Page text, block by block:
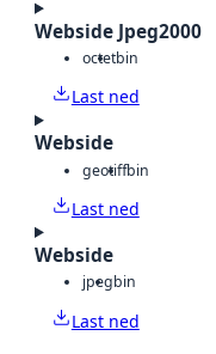
Webside Jpeg2000
octetbin
Last ned
Webside
geotiffbin
Last ned
Webside
jpegbin
Last ned